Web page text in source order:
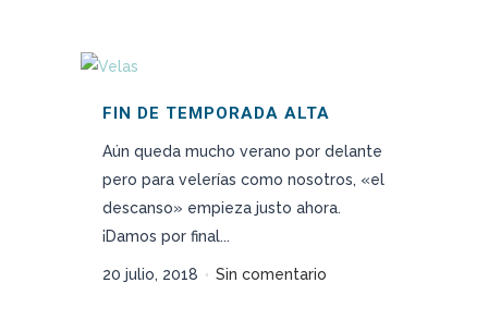
FIN DE TEMPORADA ALTA
Aún queda mucho verano por delante
pero para velerías como nosotros, «el
descanso» empieza justo ahora.
¡Damos por final...
20 julio, 2018 Sin comentario